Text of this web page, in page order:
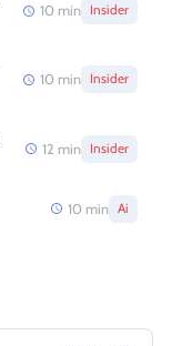
10 min Insider
10 min Insider
12 min Insider
10 min Ai